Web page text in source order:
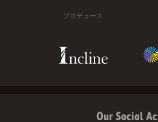
プロデュース
Our Social